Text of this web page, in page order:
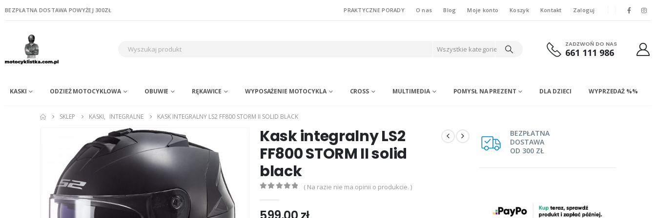
BEZPŁATNA DOSTAWA POWYŻEJ 300ZŁ PRAKTYCZNE PORADY O nas Blog Moje konto Koszyk Kontakt Zaloguj
Wszystkie kategorie
ZADZWOŃ DO NAS
661 111 986
KASKI ODZIEŻ MOTOCYKLOWA OBUWIE RĘKAWICE WYPOSAŻENIE MOTOCYKLA CROSS MULTIMEDIA POMYSŁ NA PREZENT DLA DZIECI WYPRZEDAŻ %%
SKLEP KASKI, INTEGRALNE KASK INTEGRALNY LS2 FF800 STORM II SOLID BLACK
Kask integralny LS2
FF800 STORM II solid
black
( Na razie nie ma opinii o produkcie. )
BEZPŁATNA
DOSTAWA
OD 300 ZŁ